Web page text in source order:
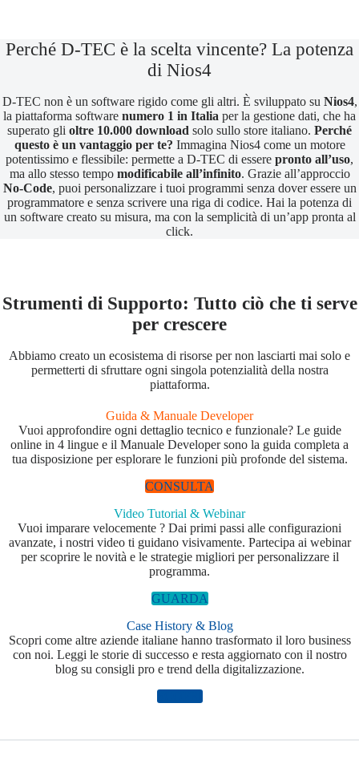
Perché D-TEC è la scelta vincente? La potenza
di Nios4
D-TEC non è un software rigido come gli altri. È sviluppato su Nios4,
la piattaforma software numero 1 in Italia per la gestione dati, che ha
superato gli oltre 10.000 download solo sullo store italiano. Perché
questo è un vantaggio per te? Immagina Nios4 come un motore
potentissimo e flessibile: permette a D-TEC di essere pronto all’uso,
ma allo stesso tempo modificabile all’infinito. Grazie all’approccio
No-Code, puoi personalizzare i tuoi programmi senza dover essere un
programmatore e senza scrivere una riga di codice. Hai la potenza di
un software creato su misura, ma con la semplicità di un’app pronta al
click.
Strumenti di Supporto: Tutto ciò che ti serve
per crescere
Abbiamo creato un ecosistema di risorse per non lasciarti mai solo e
permetterti di sfruttare ogni singola potenzialità della nostra
piattaforma.
Guida & Manuale Developer
Vuoi approfondire ogni dettaglio tecnico e funzionale? Le guide
online in 4 lingue e il Manuale Developer sono la guida completa a
tua disposizione per esplorare le funzioni più profonde del sistema.
CONSULTA
Video Tutorial & Webinar
Vuoi imparare velocemente ? Dai primi passi alle configurazioni
avanzate, i nostri video ti guidano visivamente. Partecipa ai webinar
per scoprire le novità e le strategie migliori per personalizzare il
programma.
GUARDA
Case History & Blog
Scopri come altre aziende italiane hanno trasformato il loro business
con noi. Leggi le storie di successo e resta aggiornato con il nostro
blog su consigli pro e trend della digitalizzazione.